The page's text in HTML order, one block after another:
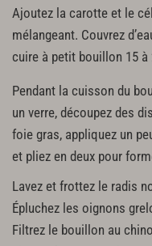
Ajoutez la carotte et le
mélangeant. Couvrez
cuire à petit bouillon 15 à
Pendant la cuisson du
un verre, découpez des
foie gras, appliquez un
et pliez en deux pour
Lavez et frottez le radis
Épluchez les oignons
Filtrez le bouillon au